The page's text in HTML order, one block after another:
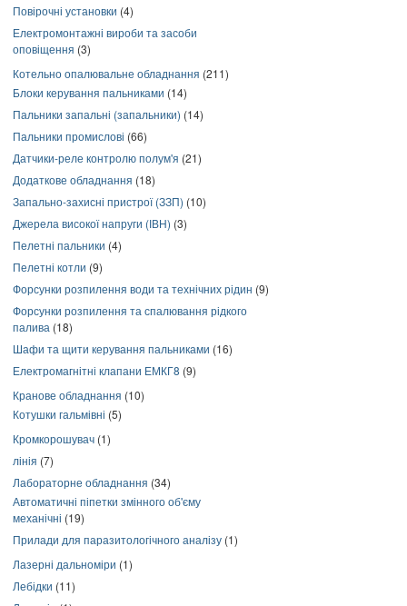
Повірочні установки (4)
Електромонтажні вироби та засоби
оповіщення (3)
Котельно опалювальне обладнання (211)
Блоки керування пальниками (14)
Пальники запальні (запальники) (14)
Пальники промислові (66)
Датчики-реле контролю полум'я (21)
Додаткове обладнання (18)
Запально-захисні пристрої (ЗЗП) (10)
Джерела високої напруги (ІВН) (3)
Пелетні пальники (4)
Пелетні котли (9)
Форсунки розпилення води та технічних рідин (9)
Форсунки розпилення та спалювання рідкого
палива (18)
Шафи та щити керування пальниками (16)
Електромагнітні клапани ЕМКГ8 (9)
Кранове обладнання (10)
Котушки гальмівні (5)
Кромкорошувач (1)
лінія (7)
Лабораторне обладнання (34)
Автоматичні піпетки змінного об'єму
механічні (19)
Прилади для паразитологічного аналізу (1)
Лазерні дальноміри (1)
Лебідки (11)